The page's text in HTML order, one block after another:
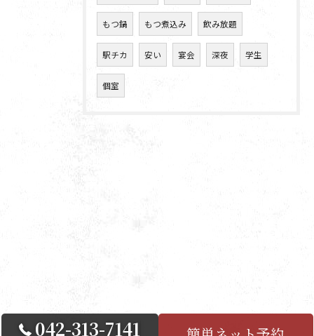
もつ鍋 もつ煮込み 飲み放題
駅チカ 安い 宴会 深夜 学生
個室
042-313-7141